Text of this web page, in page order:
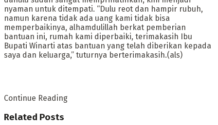
nyaman untuk ditempati. “Dulu reot dan hampir rubuh,
namun karena tidak ada uang kami tidak bisa
memperbaikinya, alhamdulillah berkat pemberian
bantuan ini, rumah kami diperbaiki, terimakasih Ibu
Bupati Winarti atas bantuan yang telah diberikan kepada
saya dan keluarga,” tuturnya berterimakasih.(als)
Continue Reading
Related Posts